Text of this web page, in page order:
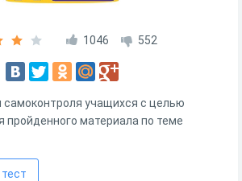
1046 552
самоконтроля учащихся с целью
пройденного материала по теме